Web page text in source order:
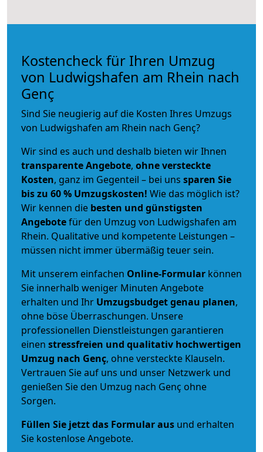
Kostencheck für Ihren Umzug
von Ludwigshafen am Rhein nach
Genç
Sind Sie neugierig auf die Kosten Ihres Umzugs
von Ludwigshafen am Rhein nach Genç?
Wir sind es auch und deshalb bieten wir Ihnen
transparente Angebote, ohne versteckte
Kosten, ganz im Gegenteil – bei uns sparen Sie
bis zu 60 % Umzugskosten! Wie das möglich ist?
Wir kennen die besten und günstigsten
Angebotefür den Umzug von Ludwigshafen am
Rhein. Qualitative und kompetente Leistungen –
müssen nicht immer übermäßig teuer sein.
Mit unserem einfachen Online-Formular können
Sie innerhalb weniger Minuten Angebote
erhalten und Ihr Umzugsbudgetgenau planen,
ohne böse Überraschungen. Unsere
professionellen Dienstleistungen garantieren
einen stressfreien und qualitativ hochwertigen
Umzug nach Genç, ohne versteckte Klauseln.
Vertrauen Sie auf uns und unser Netzwerk und
genießen Sie den Umzug nach Genç ohne
Sorgen.
Füllen Sie jetzt das Formular aus und erhalten
Sie kostenlose Angebote.